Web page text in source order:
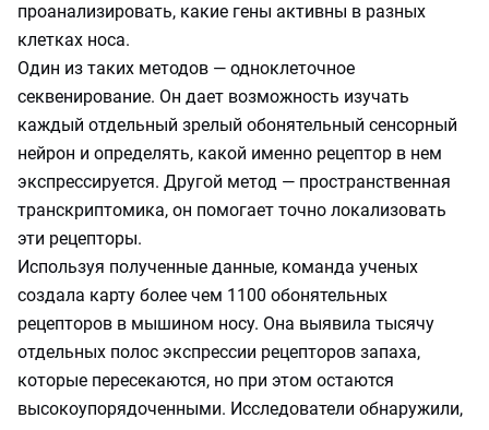
проанализировать, какие гены активны в разных
клетках носа.
Один из таких методов — одноклеточное
секвенирование. Он дает возможность изучать
каждый отдельный зрелый обонятельный сенсорный
нейрон и определять, какой именно рецептор в нем
экспрессируется. Другой метод — пространственная
транскриптомика, он помогает точно локализовать
эти рецепторы.
Используя полученные данные, команда ученых
создала карту более чем 1100 обонятельных
рецепторов в мышином носу. Она выявила тысячу
отдельных полос экспрессии рецепторов запаха,
которые пересекаются, но при этом остаются
высокоупорядоченными. Исследователи обнаружили,